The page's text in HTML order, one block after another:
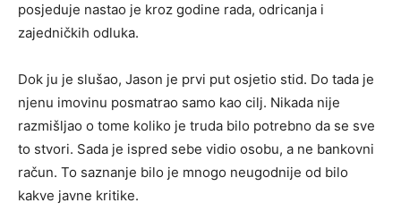
posjeduje nastao je kroz godine rada, odricanja i
zajedničkih odluka.
Dok ju je slušao, Jason je prvi put osjetio stid. Do tada je
njenu imovinu posmatrao samo kao cilj. Nikada nije
razmišljao o tome koliko je truda bilo potrebno da se sve
to stvori. Sada je ispred sebe vidio osobu, a ne bankovni
račun. To saznanje bilo je mnogo neugodnije od bilo
kakve javne kritike.